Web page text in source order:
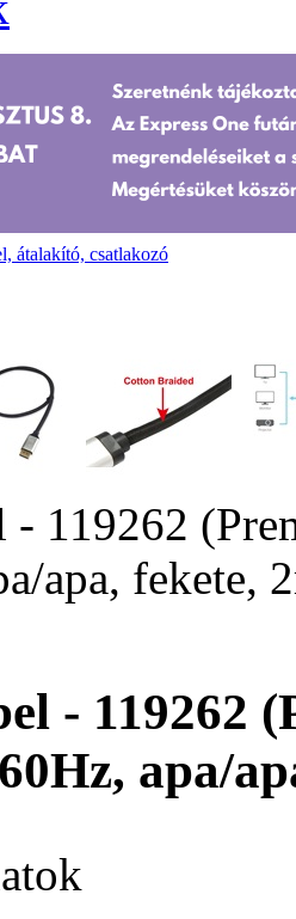
átalakító, csatlakozó
- 119262
apa, fekete,
- 119262
apa/